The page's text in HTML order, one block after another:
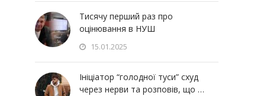
Тисячу перший раз про
оцінювання в НУШ
15.01.2025
Ініціатор “голодної туси” схуд
через нерви та розповів, що …